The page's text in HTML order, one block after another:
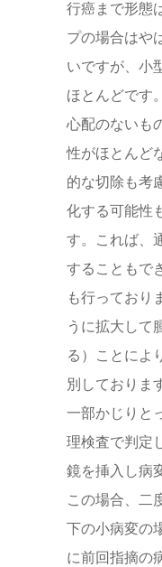
行癌まで形態
プの場合はや
いですが、小
ほとんどです
心配のないも
性がほとんど
的な切除も考
化する可能性
す。これば、
することもで
も行っており
うに拡大して
る）ことによ
別しておりま
一部かじりと
理検査で判定
鏡を挿入し病
この場合、二
下の小病変の
に前回指摘の